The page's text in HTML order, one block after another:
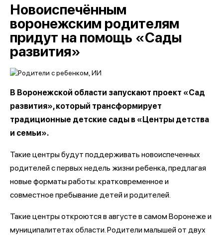
Новоиспечённым
воронежским родителям
придут на помощь «Сады
развития»
В Воронежской области запускают проект «Сад
развития», который трансформирует
традиционные детские сады в «Центры детства
и семьи».
Такие центры будут поддерживать новоиспеченных
родителей с первых недель жизни ребенка, предлагая
новые форматы работы: кратковременное и
совместное пребывание детей и родителей.
Такие центры откроются в августе в самом Воронеже и
муниципалитетах области. Родители малышей от двух